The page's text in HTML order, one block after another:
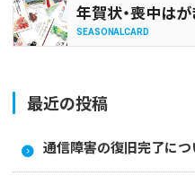
年賀状・喪中は
SEASONALCARD
最近の投稿
通信障害の復旧完了につ